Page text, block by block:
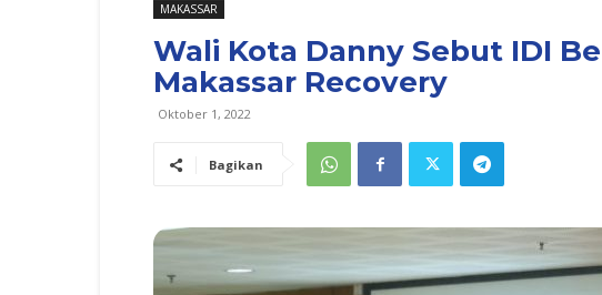
MAKASSAR
Wali Kota Danny Sebut IDI
Makassar Recovery
Oktober 1, 2022
Bagikan